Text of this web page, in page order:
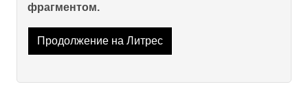
фрагментом.
Продолжение на Литрес